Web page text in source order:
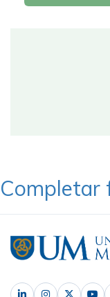
Completar